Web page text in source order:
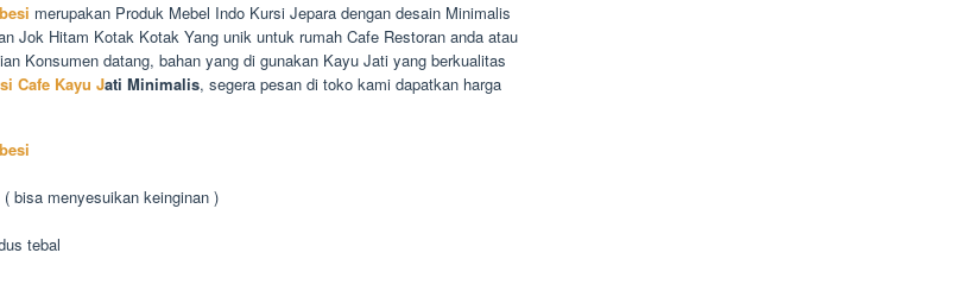
merupakan Produk Mebel Indo Kursi Jepara dengan desain Minimalis
Jok Hitam Kotak Kotak Yang unik untuk rumah Cafe Restoran anda atau
Konsumen datang, bahan yang di gunakan Kayu Jati yang berkualitas
Cafe Kayu Jati Minimalis, segera pesan di toko kami dapatkan harga
bisa menyesuikan keinginan )
tebal